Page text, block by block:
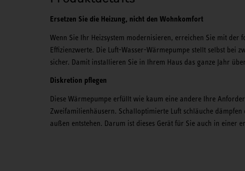
Ersetzen Sie die Heizung, nicht den Wohnkomfort
Wenn Sie Ihr Heizsystem modernisieren, erreichen Sie mit
Effizienzwerte. Die Luft-Wasser-Wärmepumpe stellt selbst bei
sicher. Damit installieren Sie in Ihrem Haus das ganze Jahr
Diskretion pflegen
Diese Wärmepumpe erfüllt wie kaum eine andere Ihre
Zweifamilienhäusern. Schalloptimierte Luft schläuche
außen entstehen. Darum ist dieses Gerät für Sie auch in einer